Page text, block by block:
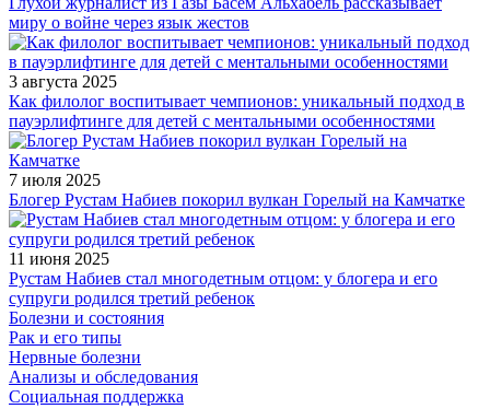
миру о войне через язык жестов
3 августа 2025
Как филолог воспитывает чемпионов: уникальный подход в
пауэрлифтинге для детей с ментальными особенностями
7 июля 2025
Блогер Рустам Набиев покорил вулкан Горелый на Камчатке
11 июня 2025
Рустам Набиев стал многодетным отцом: у блогера и его
супруги родился третий ребенок
Болезни и состояния
Рак и его типы
Нервные болезни
Анализы и обследования
Социальная поддержка